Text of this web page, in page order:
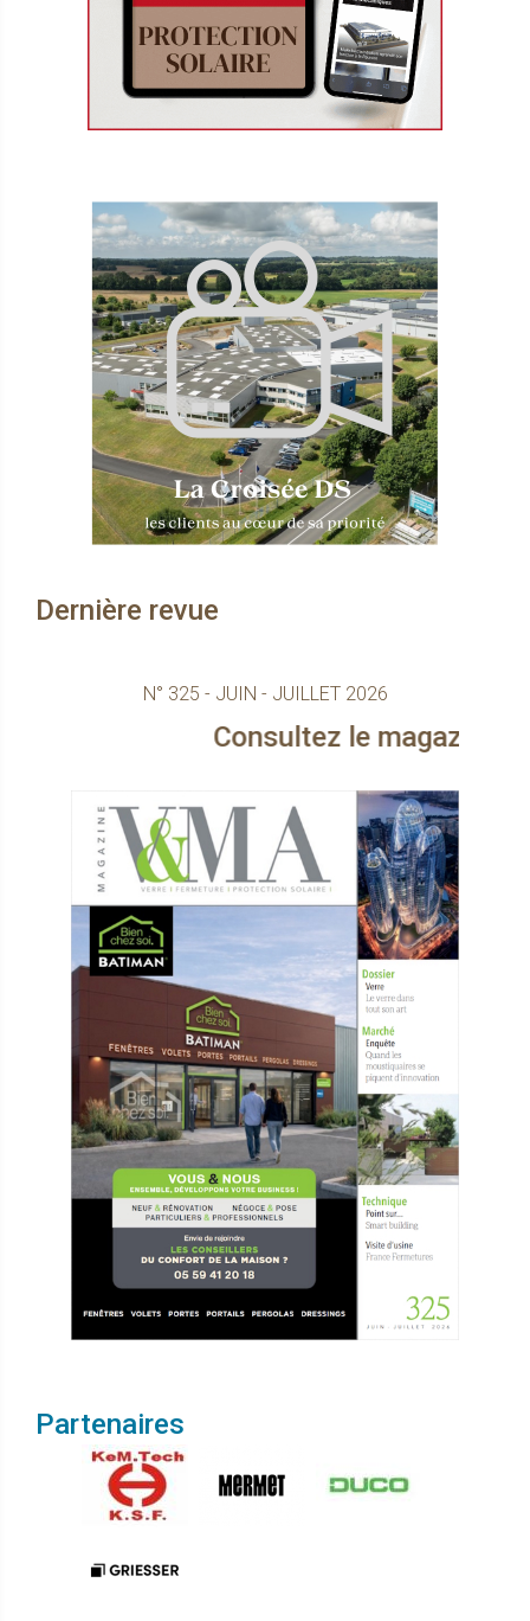
Dernière revue
N° 325 - JUIN - JUILLET 2026
Consultez le magazine
Partenaires